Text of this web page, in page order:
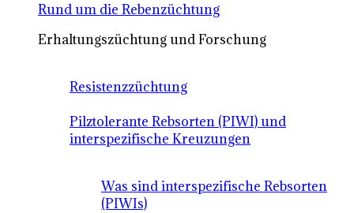
Rund um die Rebenzüchtung
Erhaltungszüchtung und Forschung
Resistenzzüchtung
Pilztolerante Rebsorten (PIWI) und
interspezifische Kreuzungen
Was sind interspezifische Rebsorten
(PIWIs)